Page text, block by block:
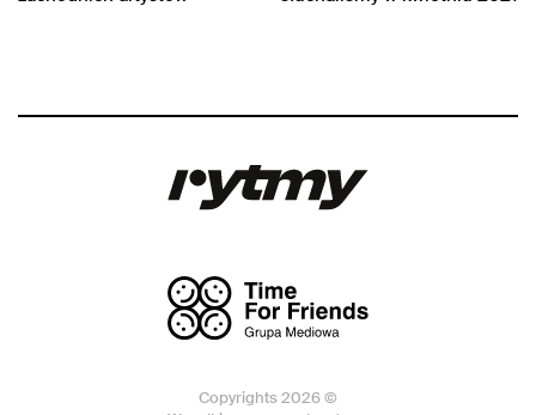
Copyrights 2026 ©